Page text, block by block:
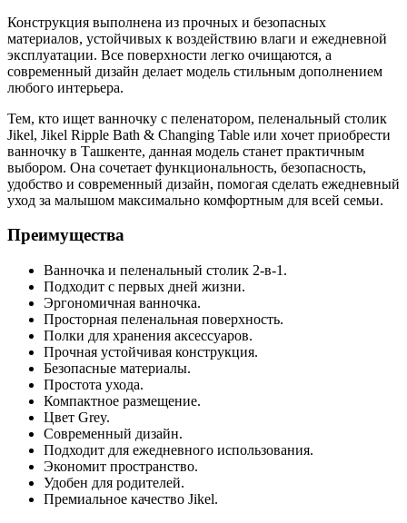
Конструкция выполнена из прочных и безопасных
материалов, устойчивых к воздействию влаги и ежедневной
эксплуатации. Все поверхности легко очищаются, а
современный дизайн делает модель стильным дополнением
любого интерьера.
Тем, кто ищет ванночку с пеленатором, пеленальный столик
Jikel, Jikel Ripple Bath & Changing Table или хочет приобрести
ванночку в Ташкенте, данная модель станет практичным
выбором. Она сочетает функциональность, безопасность,
удобство и современный дизайн, помогая сделать ежедневный
уход за малышом максимально комфортным для всей семьи.
Преимущества
Ванночка и пеленальный столик 2-в-1.
Подходит с первых дней жизни.
Эргономичная ванночка.
Просторная пеленальная поверхность.
Полки для хранения аксессуаров.
Прочная устойчивая конструкция.
Безопасные материалы.
Простота ухода.
Компактное размещение.
Цвет Grey.
Современный дизайн.
Подходит для ежедневного использования.
Экономит пространство.
Удобен для родителей.
Премиальное качество Jikel.